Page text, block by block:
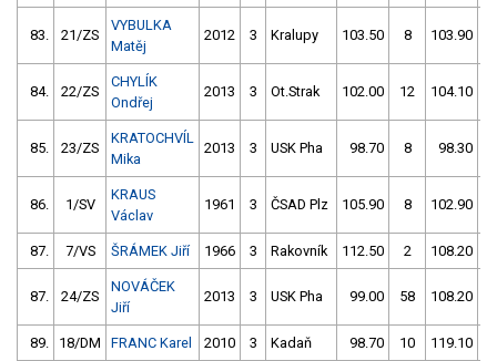
83. 21/ZS
VYBULKA
Matěj
2012 3 Kralupy 103.50 8 103.90
84. 22/ZS
CHYLÍK
Ondřej
2013 3 Ot.Strak 102.00 12 104.10
85. 23/ZS
KRATOCHVÍL
Mika
2013 3 USK Pha 98.70 8 98.30
86. 1/SV
KRAUS
Václav
1961 3 ČSAD Plz 105.90 8 102.90
87. 7/VS ŠRÁMEK Jiří 1966 3 Rakovník 112.50 2 108.20
87. 24/ZS
NOVÁČEK
Jiří
2013 3 USK Pha 99.00 58 108.20
89. 18/DM FRANC Karel 2010 3 Kadaň 98.70 10 119.10